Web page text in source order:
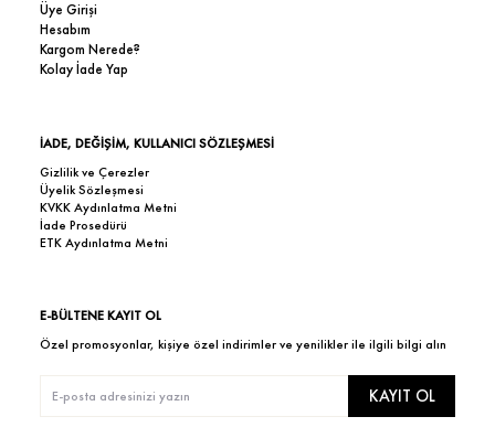
Üye Girişi
Hesabım
Kargom Nerede?
Kolay İade Yap
İADE, DEĞİŞİM, KULLANICI SÖZLEŞMESİ
Gizlilik ve Çerezler
Üyelik Sözleşmesi
KVKK Aydınlatma Metni
İade Prosedürü
ETK Aydınlatma Metni
E-BÜLTENE KAYIT OL
Özel promosyonlar, kişiye özel indirimler ve yenilikler ile ilgili bilgi alın
KAYIT OL